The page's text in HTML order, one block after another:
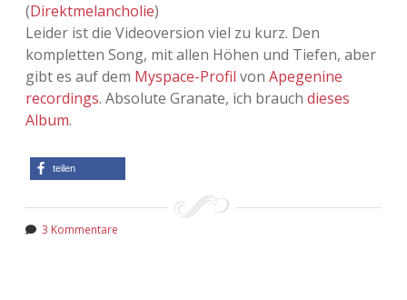
(Direktmelancholie)
Leider ist die Videoversion viel zu kurz. Den
kompletten Song, mit allen Höhen und Tiefen, aber
gibt es auf dem Myspace-Profil von Apegenine
recordings. Absolute Granate, ich brauch dieses
Album.
teilen
3 Kommentare